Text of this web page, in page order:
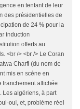
en tentant de leur
des présidentielles de
de 24 % pour la
induction
offerts au
<br /> <br /> Le Coran
Charfi (du nom de
mis en scène en
franchement affichée
Les algériens, à part
oui, et, problème réel